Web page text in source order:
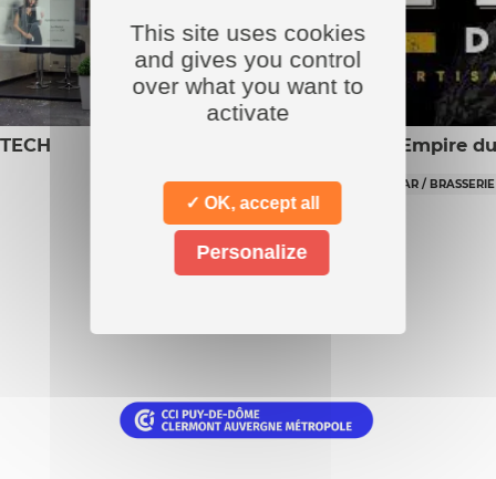
This site uses cookies
and gives you control
over what you want to
activate
✓ OK, accept all
Personalize
L’Empire
BAR / BRASSERIE